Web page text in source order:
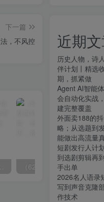
下一篇
，不风控
频带货变现全流程（60节课）
近期
历史人物，诗
伴计划丨精选
期，抓紧做
Agent AI智能
会自动化实战
建完整覆盖
外面卖188的
略；从选题到
能做出高流量
短剧发行人计
到选剧剪辑再
手出单
2026名人语录
写到声音克隆
作技术